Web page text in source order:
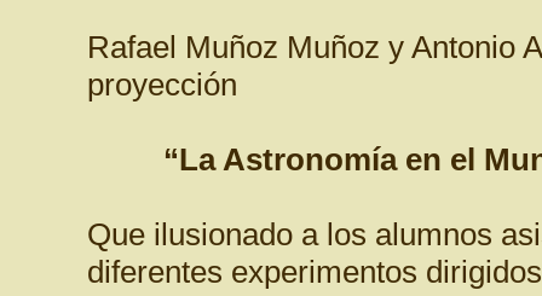
Rafael Muñoz Muñoz y Antonio
proyección
“La Astronomía en el
Que ilusionado a los alumnos
diferentes experimentos